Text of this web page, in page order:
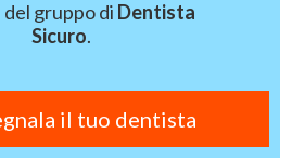
gruppo di Dentista
Sicuro.
il tuo dentista